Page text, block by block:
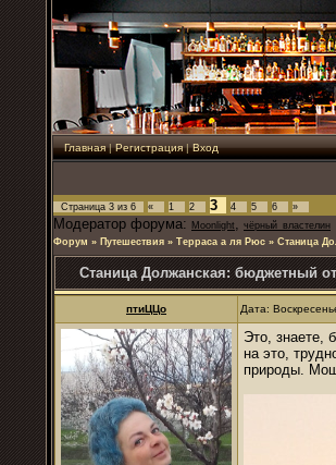
Главная|Регистрация|Вход
Страница 3 из 6 « 1 2 3 4 5 6 »
Модератор форума: Moonlight , чёрный_властелин
Форум » Путешествия » Терраса а ля Рюс » Станица
Станица Должанская: бюджетный
птиЦЦо Дата:
Это, знаете,
на это,
природы.